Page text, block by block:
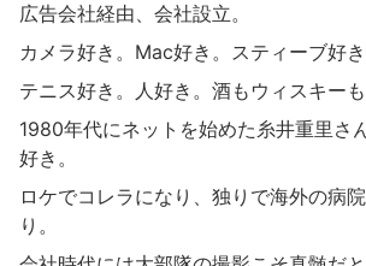
広告会社経由、会社設立。
カメラ好き。Mac好き。スティーブ好き
テニス好き。人好き。酒もウィスキーも
1980年代にネットを始めた糸井重里さ
好き。
ロケでコレラになり、独りで海外の病
り。